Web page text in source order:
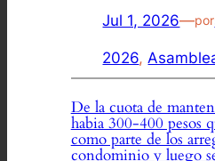
Jul 1, 2026—por
2026,
De la cuota de
habia 300-400 pesos
como parte de los
condominio y luego